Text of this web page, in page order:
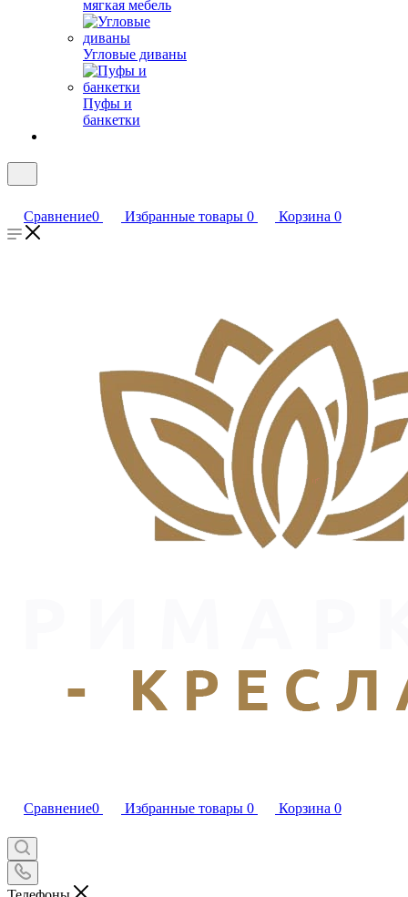
мягкая мебель
Угловые диваны
Пуфы и
банкетки
Сравнение0 Избранные товары 0 Корзина 0
Сравнение0 Избранные товары 0 Корзина 0